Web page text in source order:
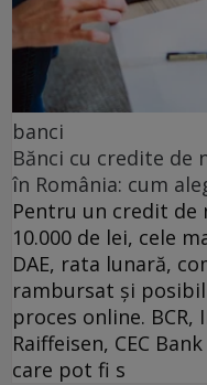
banci
Bănci cu credite de
în România: cum
Pentru un credit de
10.000 de lei, cele
DAE, rata lunară,
rambursat și
proces online. BCR,
Raiffeisen, CEC
care pot fi s